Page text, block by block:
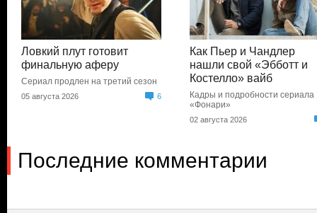
Ловкий плут готовит
финальную аферу
Сериал продлен на третий сезон
05 августа 2026 6
Как Пьер и Чандлер
нашли свой «Эбботт и
Костелло» вайб
Кадры и подробности сериала
«Фонари»
02 августа 2026
Последние комментарии